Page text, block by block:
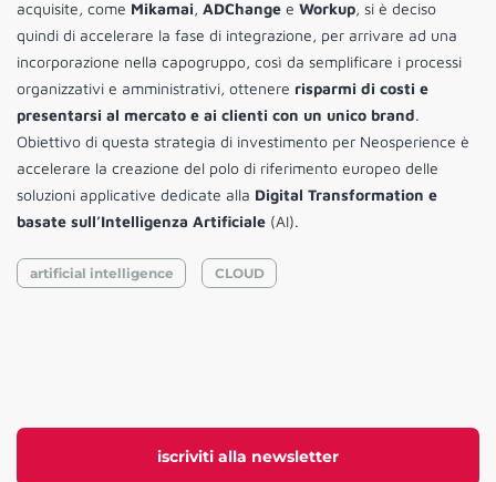
iscriviti alla newsletter
acquisite, come Mikamai, ADChange e Workup, si è deciso
quindi di accelerare la fase di integrazione, per arrivare ad una
incorporazione nella capogruppo, così da semplificare i processi
organizzativi e amministrativi, ottenere risparmi di costi e
presentarsi al mercato e ai clienti con un unico brand.
Obiettivo di questa strategia di investimento per Neosperience è
accelerare la creazione del polo di riferimento europeo delle
soluzioni applicative dedicate alla Digital Transformation e
basate sull’Intelligenza Artificiale (AI).
artificial intelligence CLOUD